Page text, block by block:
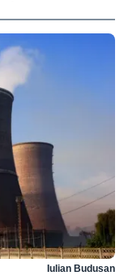
Iulian Budusan